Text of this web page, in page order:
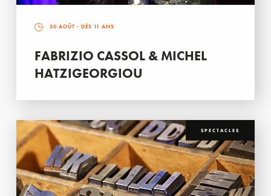
30 AOÛT - DÈS 11 ANS
FABRIZIO CASSOL & MICHEL
HATZIGEORGIOU
SPECTACLES